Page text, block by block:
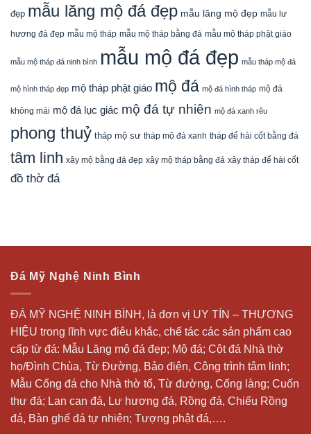
đẹp mẫu lăng mộ đá đẹp mẫu lăng mộ đẹp mẫu lư
hương đá đẹp mẫu mộ tháp mẫu mộ tháp bằng đá mẫu mộ tháp phật giáo
mẫu mộ tháp đá ninh bình mẫu mộ đá đẹp mẫu tháp mộ đá
mộ hình tháp đẹp mộ tháp phật giáo mộ đá mộ đá hình tháp mộ đá
không mái mộ đá lục giác mộ đá tự nhiên mộ đá xanh rêu
phong thuỷ tháp mộ sư tháp mộ đá xanh tháp để hài cốt bằng đá
tâm linh xây mộ bằng đá đẹp xây mộ tháp bằng đá xây tháp để hài cốt
đồ thờ đá
Đá Mỹ Nghệ Ninh Bình
ĐÁ MỸ NGHỆ NINH BÌNH, là đơn vị UY TÍN – THƯƠNG
HIỆU trong lĩnh vực điêu khắc, chế tác các sản phẩm cao
cấp từ đá: Mẫu Lăng mộ đá đẹp; Mộ đá; Cột đá Nhà thờ
họ/Đình Chùa, Từ Đường, Bảo điện, Công trình tâm linh;
Mẫu Cổng đá cho Nhà thờ tổ, Từ đường, Cổng làng; Cuốn
thư đá; Lan can đá, Lư hương đá, Rồng đá, Chiếu Rồng
đá, Bàn ghế đá tự nhiên; Tượng phật đá,….